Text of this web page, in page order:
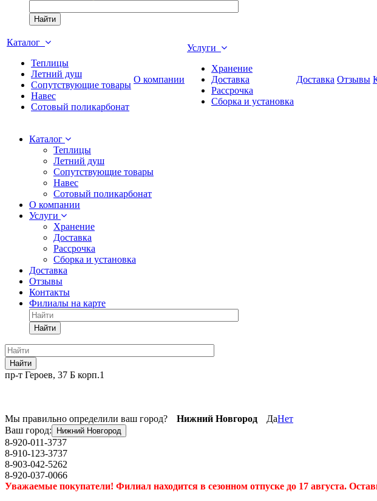
Найти
Каталог
Теплицы
Летний душ
Сопутствующие товары
Навес
Сотовый поликарбонат
О компании
Услуги
Хранение
Доставка
Рассрочка
Сборка и установка
Доставка Отзывы
Каталог
Теплицы
Летний душ
Сопутствующие товары
Навес
Сотовый поликарбонат
О компании
Услуги
Хранение
Доставка
Рассрочка
Сборка и установка
Доставка
Отзывы
Контакты
Филиалы на карте
Найти
Найти
пр-т Героев, 37 Б корп.1
Мы правильно определили ваш город? Нижний Новгород ДаНет
Ваш город:
Нижний Новгород
8-920-011-3737
8-910-123-3737
8-903-042-5262
8-920-037-0066
Уважаемые покупатели! Филиал находится в сезонном отпуске до 17 августа.